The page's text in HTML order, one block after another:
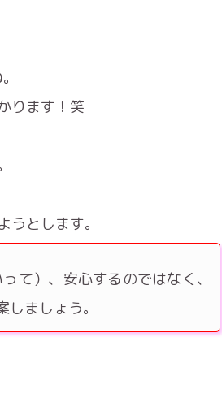
ります！笑
とします。
て）、安心するのではなく、
ましょう。